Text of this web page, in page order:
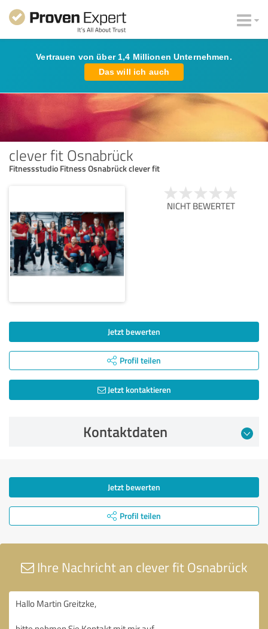
Vertrauen von über 1,4 Millionen Unternehmen.
Das will ich auch
clever fit Osnabrück
Fitnessstudio Fitness Osnabrück clever fit
NICHT BEWERTET
Jetzt bewerten
Profil teilen
Jetzt kontaktieren
Kontaktdaten
Jetzt bewerten
Profil teilen
Ihre Nachricht an clever fit Osnabrück